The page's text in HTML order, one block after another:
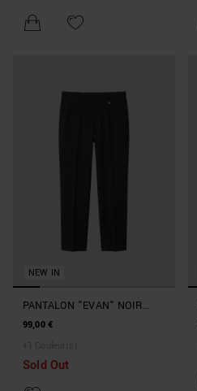
NEW IN
PANTALON "EVAN" NOIR
RELAXED FIT EN VISCOSE
PASSANT
99,00 €
+
Couleur(s)
Sold Out